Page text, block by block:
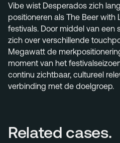
Vibe wist Desperados zich
positioneren als The Beer with
festivals. Door middel van
zich over verschillende
Megawatt de
moment van het
continu zichtbaar, cultureel
verbinding met de doelgroep.
Related cases.